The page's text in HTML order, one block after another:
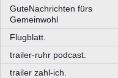
GuteNachrichten fürs
Gemeinwohl
Flugblatt.
trailer-ruhr podcast.
trailer zahl-ich.